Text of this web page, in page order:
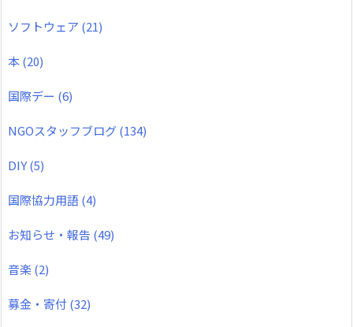
ソフトウェア (21)
本(20)
国際デー (6)
NGOスタッフブログ(134)
DIY(5)
国際協力用語(4)
お知らせ・報告 (49)
音楽(2)
募金・寄付 (32)